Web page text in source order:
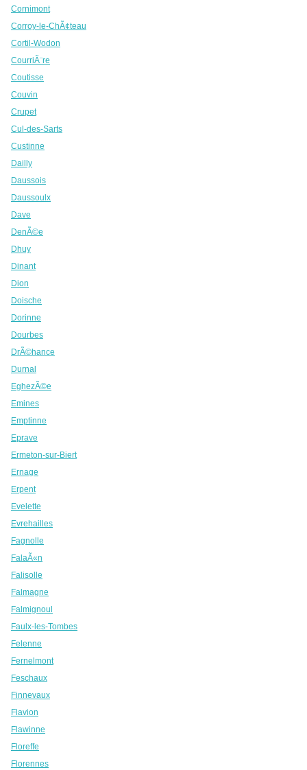
Cornimont
Corroy-le-ChÃ¢teau
Cortil-Wodon
CourriÃ¨re
Coutisse
Couvin
Crupet
Cul-des-Sarts
Custinne
Dailly
Daussois
Daussoulx
Dave
DenÃ©e
Dhuy
Dinant
Dion
Doische
Dorinne
Dourbes
DrÃ©hance
Durnal
EghezÃ©e
Emines
Emptinne
Eprave
Ermeton-sur-Biert
Ernage
Erpent
Evelette
Evrehailles
Fagnolle
FalaÃ«n
Falisolle
Falmagne
Falmignoul
Faulx-les-Tombes
Felenne
Fernelmont
Feschaux
Finnevaux
Flavion
Flawinne
Floreffe
Florennes